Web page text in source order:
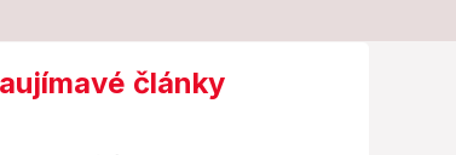
články